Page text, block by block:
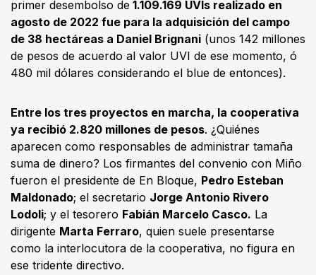
primer desembolso de 1.109.169 UVIs realizado en
agosto de 2022 fue para la adquisición del campo
de 38 hectáreas a Daniel Brignani (unos 142 millones
de pesos de acuerdo al valor UVI de ese momento, ó
480 mil dólares considerando el blue de entonces).
Entre los tres proyectos en marcha, la cooperativa
ya recibió 2.820 millones de pesos. ¿Quiénes
aparecen como responsables de administrar tamaña
suma de dinero? Los firmantes del convenio con Miño
fueron el presidente de En Bloque, Pedro Esteban
Maldonado; el secretario Jorge Antonio Rivero
Lodoli; y el tesorero Fabián Marcelo Casco. La
dirigente Marta Ferraro, quien suele presentarse
como la interlocutora de la cooperativa, no figura en
ese tridente directivo.